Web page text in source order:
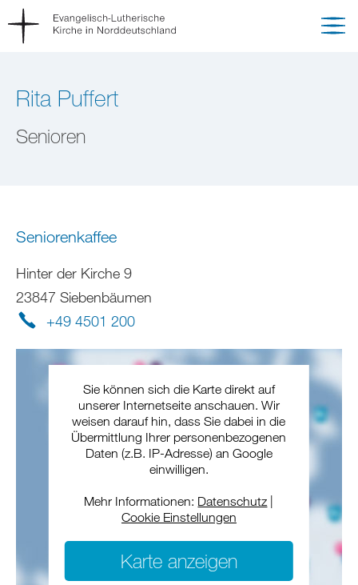
Rita Puffert
Senioren
Seniorenkaffee
Hinter der Kirche 9
23847 Siebenbäumen
+49 4501 200
Sie können sich die Karte direkt auf
unserer Internetseite anschauen. Wir
weisen darauf hin, dass Sie dabei in die
Übermittlung Ihrer personenbezogenen
Daten (z.B. IP-Adresse) an Google
einwilligen.
Mehr Informationen: Datenschutz
Cookie Einstellungen
Karte anzeigen